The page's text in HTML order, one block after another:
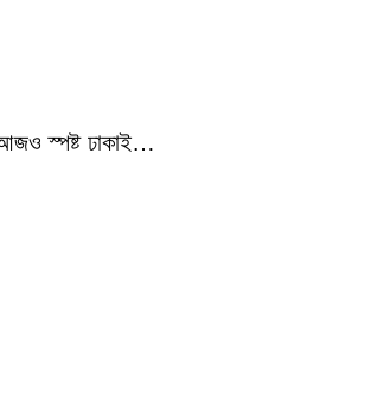
আজও স্পষ্ট ঢাকাই…